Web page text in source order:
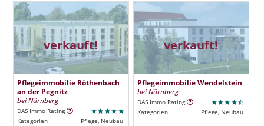
verkauft!
Pflegeimmobilie Röthenbach
an der Pegnitz
bei Nürnberg
DAS Immo Rating
Kategorien
Pflege, Neubau
verkauft!
Pflegeimmobilie Wendelstein
bei Nürnberg
DAS Immo Rating
Kategorien
Pflege, Neubau